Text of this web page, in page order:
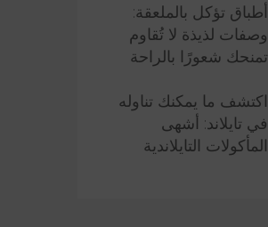
أطباق تؤكل بالملعقة:
وصفات لذيذة لا تُقاوم
تمنحك شعورًا بالراحة
اكتشف ما يمكنك تناوله
في تايلاند: أشهى
المأكولات التايلاندية